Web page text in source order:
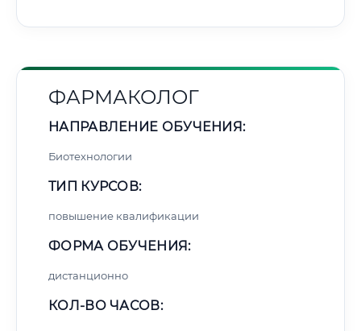
ФАРМАКОЛОГ
НАПРАВЛЕНИЕ ОБУЧЕНИЯ:
Биотехнологии
ТИП КУРСОВ:
повышение квалификации
ФОРМА ОБУЧЕНИЯ:
дистанционно
КОЛ-ВО ЧАСОВ: